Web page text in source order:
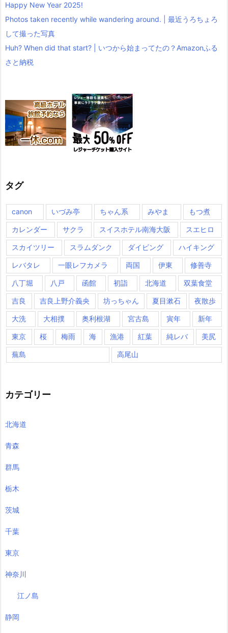
Happy New Year 2025!
Photos taken recently while wandering around. | 最近うろちょろ
して撮った写真
Huh? When did that start? | いつから始まってたの？Amazonふる
さと納税
タグ
canon いづみ亭 ちゃん系 みやま もつ煮
カレンダー サクラ スイスホテル南海大阪 スエヒロ
スカイツリー スラムダンク ダイビング ハイキング
レバタレ 一眼レフカメラ 両国 伊東 修善寺
八丁堀 八戸 函館 初詣 北海道 双葉食堂
吉良 吉良上野介義央 坊っちゃん 夏目漱石 夜散歩
大洗 大相撲 奥利根湖 宮古島 寅年 新年
東京 桜 梅雨 海 漁港 紅葉 純レバ 美尻
蕪島 高尾山
カテゴリー
北海道
青森
群馬
栃木
茨城
千葉
東京
神奈川
江ノ島
静岡